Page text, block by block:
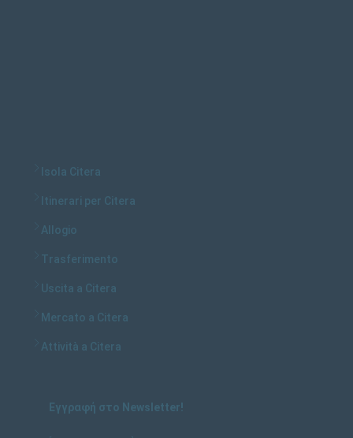
Isola Citera
Itinerari per Citera
Allogio
Trasferimento
Uscita a Citera
Mercato a Citera
Attività a Citera
Εγγραφή στο Newsletter!